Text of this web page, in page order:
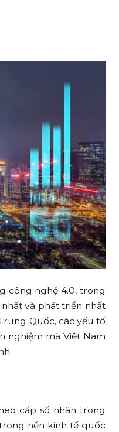
công nghệ 4.0, trong
và phát triển nhất
Quốc, các yếu tố
nghiệm mà Việt Nam
cấp số nhân trong
nền kinh tế quốc